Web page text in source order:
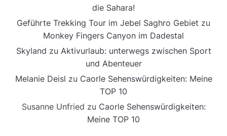
die Sahara!
Geführte Trekking Tour im Jebel Saghro Gebiet zu
Monkey Fingers Canyon im Dadestal
Skyland zu Aktivurlaub: unterwegs zwischen Sport
und Abenteuer
Melanie Deisl zu Caorle Sehenswürdigkeiten: Meine
TOP 10
Susanne Unfried zu Caorle Sehenswürdigkeiten:
Meine TOP 10